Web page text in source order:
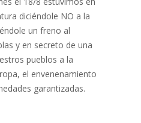
diciéndole NO a la
un freno al
y en secreto de una
pueblos a la
el envenenamiento
garantizadas.